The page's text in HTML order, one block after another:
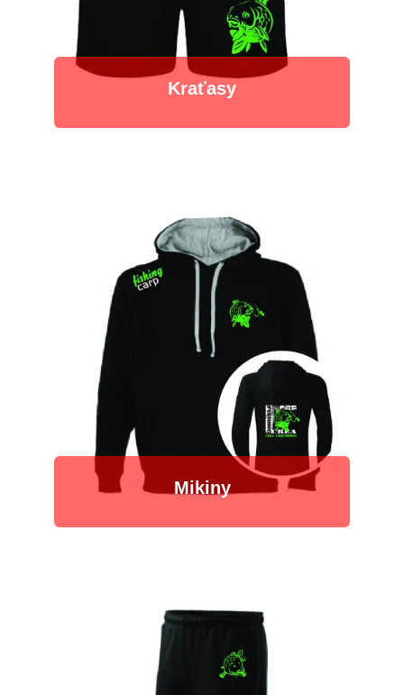
Kraťasy
Mikiny